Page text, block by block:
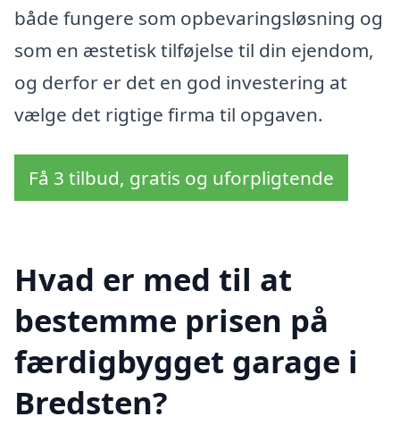
både fungere som opbevaringsløsning og
som en æstetisk tilføjelse til din ejendom,
og derfor er det en god investering at
vælge det rigtige firma til opgaven.
Få 3 tilbud, gratis og uforpligtende
Hvad er med til at
bestemme prisen på
færdigbygget garage i
Bredsten?